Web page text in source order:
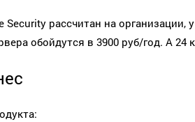
Security рассчитан на
обойдутся в 3900 руб/год. А